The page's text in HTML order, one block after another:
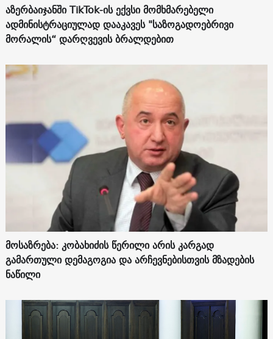
აზერბაიჯანში TikTok-ის ექვსი მომხმარებელი
ადმინისტრაციულად დააკავეს "საზოგადოებრივი
მორალის“ დარღვევის ბრალდებით
მოსაზრება: კობახიძის წერილი არის კარგად
გამართული დემაგოგია და არჩევნებისთვის მზადების
ნაწილი